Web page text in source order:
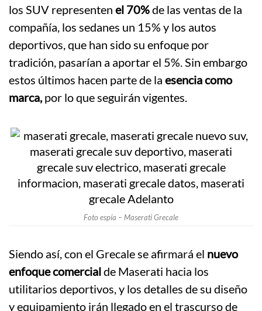
los SUV representen el 70%de las ventas de la
compañía, los sedanes un 15% y los autos
deportivos, que han sido su enfoque por
tradición, pasarían a aportar el 5%. Sin embargo
estos últimos hacen parte de la esencia como
marca,por lo que seguirán vigentes.
Foto espía – Maserati Grecale
Siendo así, con el Grecale se afirmará el nuevo
enfoque comercialde Maserati hacia los
utilitarios deportivos, y los detalles de su diseño
y equipamiento irán llegado en el trascurso de